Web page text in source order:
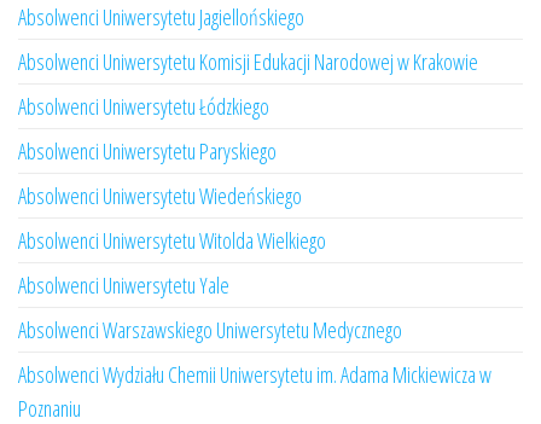
Absolwenci Uniwersytetu Jagiellońskiego
Absolwenci Uniwersytetu Komisji Edukacji Narodowej w Krakowie
Absolwenci Uniwersytetu Łódzkiego
Absolwenci Uniwersytetu Paryskiego
Absolwenci Uniwersytetu Wiedeńskiego
Absolwenci Uniwersytetu Witolda Wielkiego
Absolwenci Uniwersytetu Yale
Absolwenci Warszawskiego Uniwersytetu Medycznego
Absolwenci Wydziału Chemii Uniwersytetu im. Adama Mickiewicza w
Poznaniu